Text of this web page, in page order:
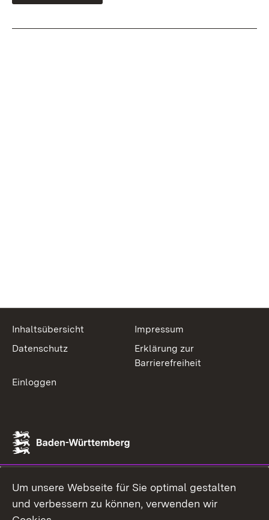
Inhaltsübersicht
Impressum
Datenschutz
Erklärung zur
Barrierefreiheit
Einloggen
Um unsere Webseite für Sie optimal gestalten
und verbessern zu können, verwenden wir